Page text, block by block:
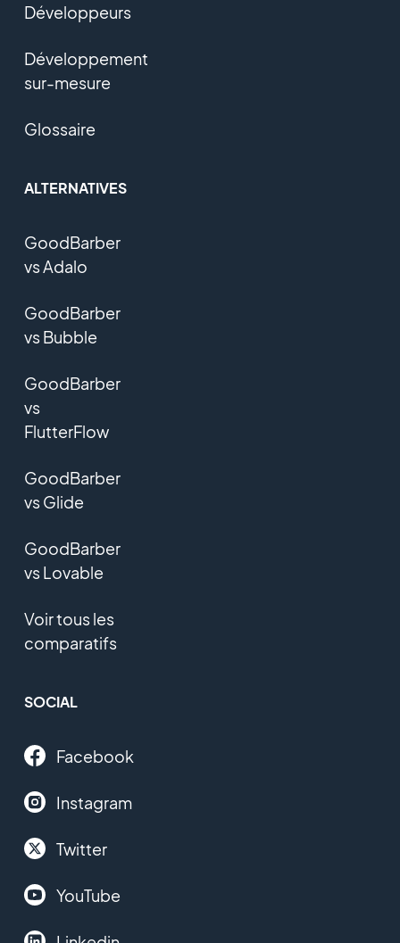
Développeurs
Développement
sur-mesure
Glossaire
ALTERNATIVES
GoodBarber
vs Adalo
GoodBarber
vs Bubble
GoodBarber
vs
FlutterFlow
GoodBarber
vs Glide
GoodBarber
vs Lovable
Voir tous les
comparatifs
SOCIAL
Facebook
Instagram
Twitter
YouTube